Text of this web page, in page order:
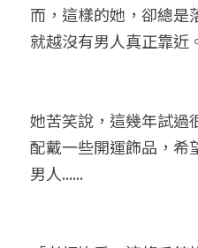
而，這樣的她，卻總是
就越沒有男人真正靠近
她苦笑說，這幾年試過
配戴一些開運飾品，希
男人......